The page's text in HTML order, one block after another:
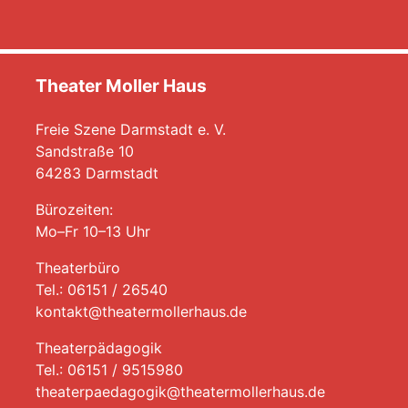
Theater Moller Haus
Freie Szene Darmstadt e. V.
Sandstraße 10
64283 Darmstadt
Bürozeiten:
Mo–Fr 10–13 Uhr
Theaterbüro
Tel.: 06151 / 26540
kontakt@theatermollerhaus.de
Theaterpädagogik
Tel.: 06151 / 9515980
theaterpaedagogik@theatermollerhaus.de